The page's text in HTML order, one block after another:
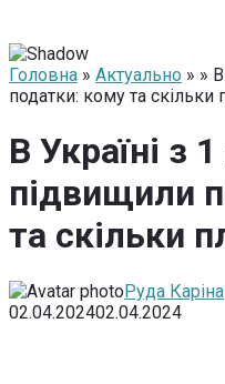
Головна » Актуально » »
податки: кому та скільки
В Україні з
підвищили
та скільки
Руда Каріна
02.04.202402.04.2024